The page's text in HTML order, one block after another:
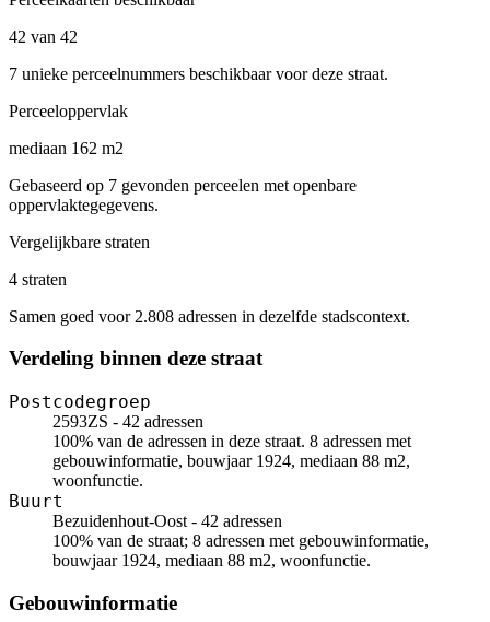
42 van 42
7 unieke perceelnummers beschikbaar voor deze straat.
Perceeloppervlak
mediaan 162 m2
Gebaseerd op 7 gevonden perceelen met openbare
oppervlaktegegevens.
Vergelijkbare straten
4 straten
Samen goed voor 2.808 adressen in dezelfde stadscontext.
Verdeling binnen deze straat
Postcodegroep
2593ZS - 42 adressen
100% van de adressen in deze straat. 8 adressen met
gebouwinformatie, bouwjaar 1924, mediaan 88 m2,
woonfunctie.
Buurt
Bezuidenhout-Oost - 42 adressen
100% van de straat; 8 adressen met gebouwinformatie,
bouwjaar 1924, mediaan 88 m2, woonfunctie.
Gebouwinformatie